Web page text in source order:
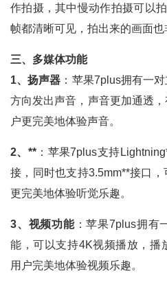
作拍摄，其中慢动作拍摄可以
帧都清晰可见，拍出来的画面也
三、多媒体功能
1、扬声器 ：苹果7plus拥有一
方向发出声音，声音更加通透
户更完美地体验声音。
2、**：苹果7plus支持
接，同时也支持3.5mm**接口
更完美地体验听觉乐趣。
3、视频功能：苹果7plus拥有
能，可以支持4K视频播放，播
用户完美地体验视频乐趣。